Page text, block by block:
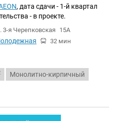
, дата сдачи - 1-й квартал
- в проекте.
3-я Черепковская 15А
32 мин
Монолитно-кирпичный